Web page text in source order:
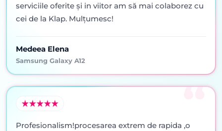
serviciile oferite şi in viitor am să mai colaborez cu
cei de la Klap. Mulţumesc!
Medeea Elena
Samsung Galaxy A12
Profesionalism!procesarea extrem de rapida ,o